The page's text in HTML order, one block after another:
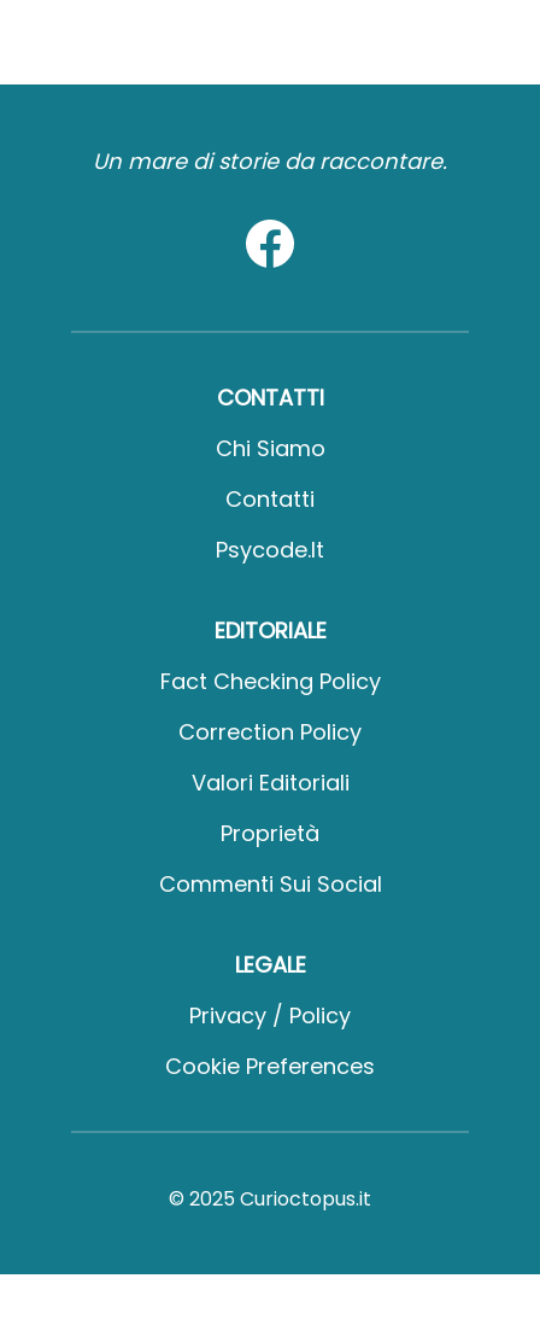
Un mare di storie da raccontare.
CONTATTI
Chi Siamo
Contatti
Psycode.it
EDITORIALE
Fact Checking Policy
Correction Policy
Valori Editoriali
Proprietà
Commenti Sui Social
LEGALE
Privacy / Policy
Cookie Preferences
© 2025 Curioctopus.it